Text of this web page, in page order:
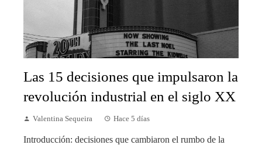
Las 15 decisiones que impulsaron la
revolución industrial en el siglo XX
Valentina Sequeira Hace 5 días
Introducción: decisiones que cambiaron el rumbo de la